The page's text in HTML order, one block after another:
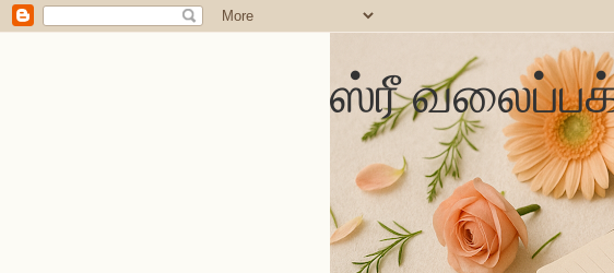
ஸ்ரீ